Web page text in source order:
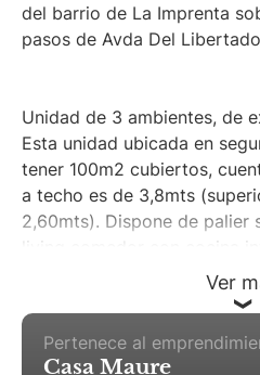
del barrio de La Imprenta
pasos de Avda Del
Unidad de 3 ambientes, de
Esta unidad ubicada en
tener 100m2 cubiertos,
a techo es de 3,8mts
2,60mts). Dispone de palier
living comedor con cocina
recepción, lavadero, 2
Es un producto único, con
Ver
Pertenece al
Casa Maure